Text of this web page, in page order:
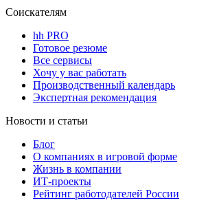
Соискателям
hh PRO
Готовое резюме
Все сервисы
Хочу у вас работать
Производственный календарь
Экспертная рекомендация
Новости и статьи
Блог
О компаниях в игровой форме
Жизнь в компании
ИТ-проекты
Рейтинг работодателей России